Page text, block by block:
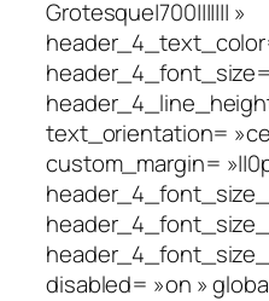
Grotesque|700||||||| »
text_orientation=
custom_margin=
disabled= »on »